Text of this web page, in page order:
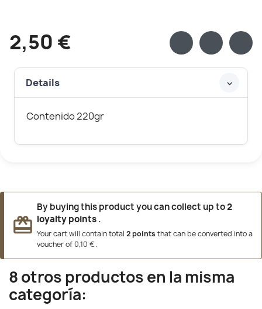
2,50 €
Details
Contenido 220gr
redeem
By buying this product you can collect up to2
loyalty points .
Your cart will contain total2pointsthat can be converted into a
voucher of0,10 € .
8 otros productos en la misma
categoría: